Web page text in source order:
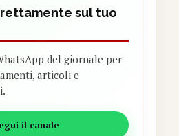
sul tuo
del giornale per
articoli e
il canale